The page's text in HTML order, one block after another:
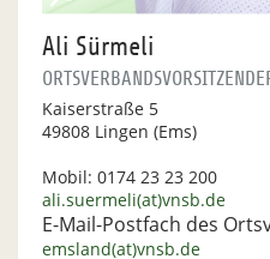
Ali Sürmeli
Kaiserstraße 5
49808 Lingen (Ems)
Mobil: 0174 23 23 200
ali.suermeli(at)vnsb.de
E-Mail-Postfach des
emsland(at)vnsb.de